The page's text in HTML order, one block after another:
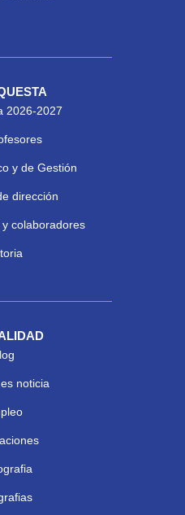
2026-2027
y de Gestión
dirección
colaboradores
noticia